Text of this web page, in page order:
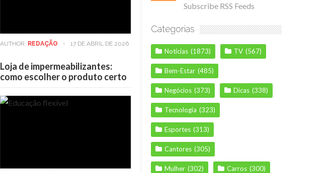
AUTHOR: REDAÇÃO - 17 DE ABRIL DE 2026
Loja de impermeabilizantes:
como escolher o produto certo
Subscribe RSS Feeds
Categorias
Notícias (1873) TV (567)
Bem-Estar (485)
Negócios (373) Dicas (338)
Tecnologia (323)
Esportes (313)
Cantores (305)
Mulher (302) Carros (300)